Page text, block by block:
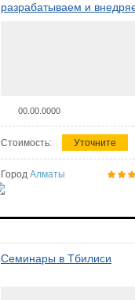
разрабатываем и
00.00.0000
Стоимость: Уточните
Город Алматы
Семинары в Тбилиси